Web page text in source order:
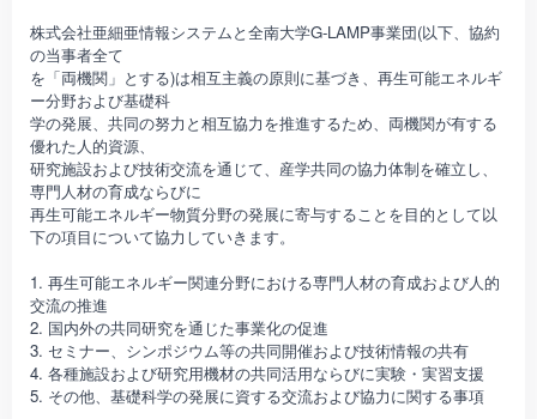
株式会社亜細亜情報システムと全南大学G-LAMP事業団(以下、協約
の当事者全て
を「両機関」とする)は相互主義の原則に基づき、再生可能エネルギ
ー分野および基礎科
学の発展、共同の努力と相互協力を推進するため、両機関が有する
優れた人的資源、
研究施設および技術交流を通じて、産学共同の協力体制を確立し、
専門人材の育成ならびに
再生可能エネルギー物質分野の発展に寄与することを目的として以
下の項目について協力していきます。
1. 再生可能エネルギー関連分野における専門人材の育成および人的
交流の推進
2. 国内外の共同研究を通じた事業化の促進
3. セミナー、シンポジウム等の共同開催および技術情報の共有
4. 各種施設および研究用機材の共同活用ならびに実験・実習支援
5. その他、基礎科学の発展に資する交流および協力に関する事項